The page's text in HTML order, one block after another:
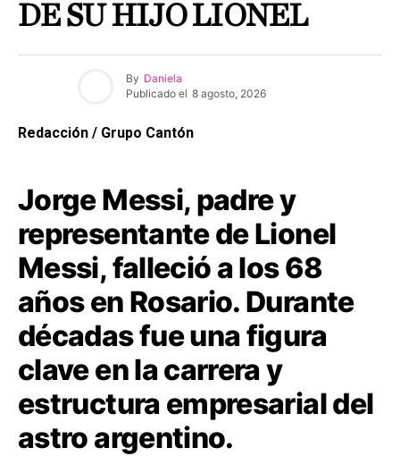
DE SU HIJO LIONEL
By Daniela
Publicado el 8 agosto, 2026
Redacción / Grupo Cantón
Jorge Messi, padre y
representante de Lionel
Messi, falleció a los 68
años en Rosario. Durante
décadas fue una figura
clave en la carrera y
estructura empresarial del
astro argentino.